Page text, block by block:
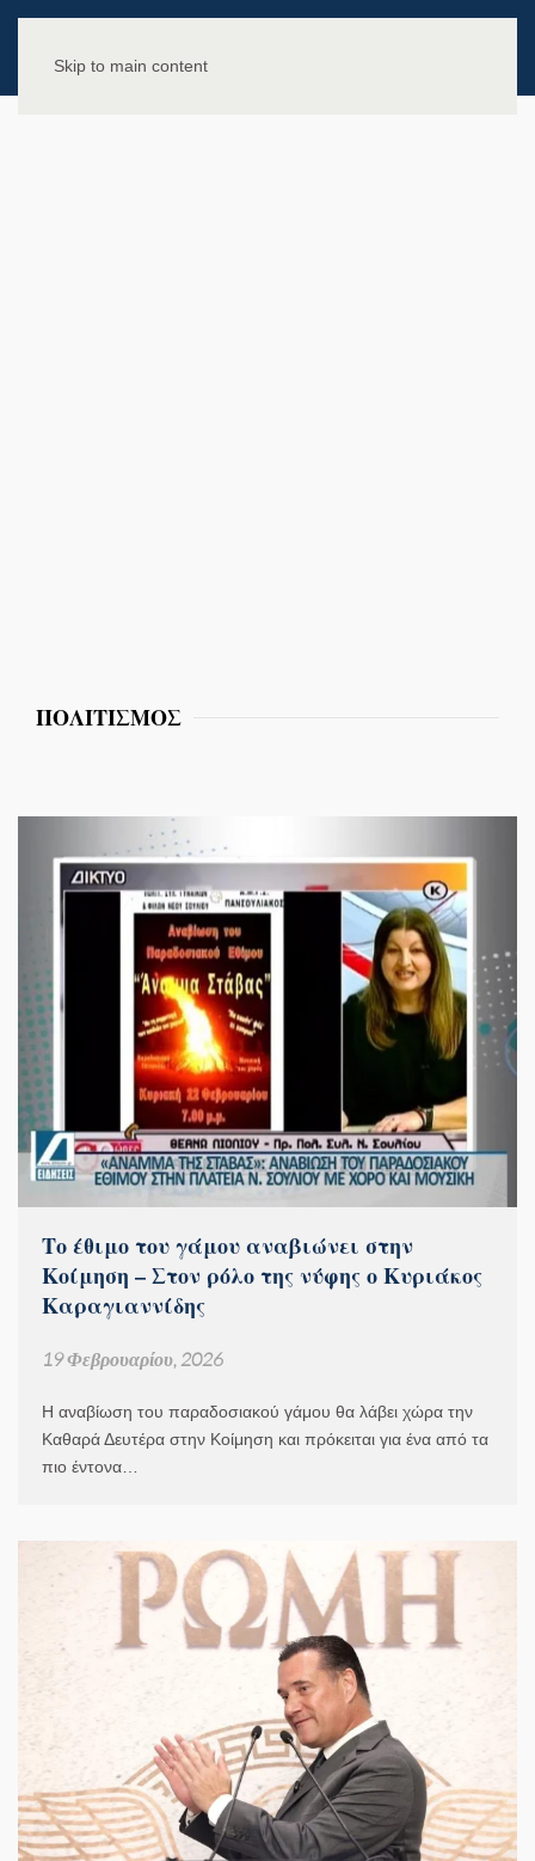
Skip to main content
ΠΟΛΙΤΙΣΜΟΣ
Το έθιμο του γάμου αναβιώνει στην
Κοίμηση – Στον ρόλο της νύφης ο Κυριάκος
Καραγιαννίδης
19 Φεβρουαρίου, 2026
Η αναβίωση του παραδοσιακού γάμου θα λάβει χώρα την
Καθαρά Δευτέρα στην Κοίμηση και πρόκειται για ένα από τα
πιο έντονα…